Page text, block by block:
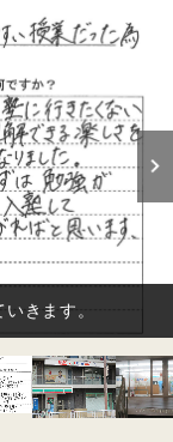
きます。